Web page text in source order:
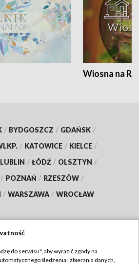
Wiosna na
/ BYDGOSZCZ / GDAŃSK /
/ KATOWICE / KIELCE /
LUBLIN / ŁÓDŹ / OLSZTYN /
/ POZNAŃ / RZESZÓW /
/ WARSZAWA / WROCŁAW
TVP
do serwisu", aby wyrazić zgody na
śledzenia i zbierania danych,